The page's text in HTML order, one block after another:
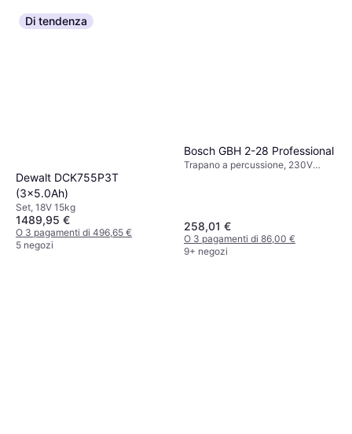
Di tendenza
Dewalt DCK755P3T
(3x5.0Ah)
Set, 18V 15kg
1489,95 €
O 3 pagamenti di 496,65 €
5 negozi
Bosch GBH 2-28 Professional
Trapano a percussione, 230V
258,01 €
O 3 pagamenti di 86,00 €
9+ negozi